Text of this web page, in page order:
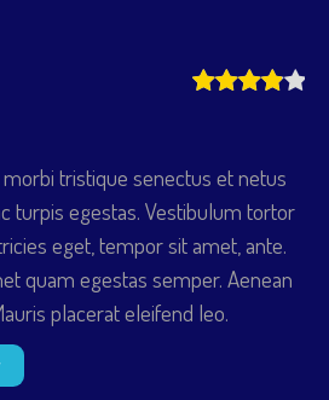
tristique senectus et netus
turpis egestas. Vestibulum tortor
eget, tempor sit amet, ante.
quam egestas semper. Aenean
placerat eleifend leo.